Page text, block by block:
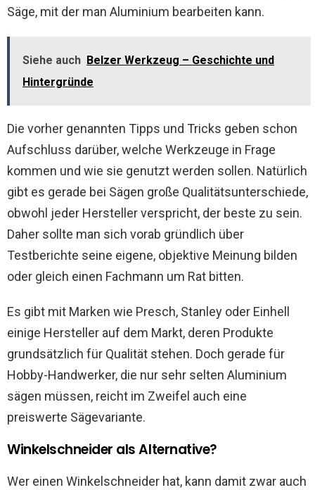
Säge, mit der man Aluminium bearbeiten kann.
Siehe auch Belzer Werkzeug – Geschichte und
Hintergründe
Die vorher genannten Tipps und Tricks geben schon
Aufschluss darüber, welche Werkzeuge in Frage
kommen und wie sie genutzt werden sollen. Natürlich
gibt es gerade bei Sägen große Qualitätsunterschiede,
obwohl jeder Hersteller verspricht, der beste zu sein.
Daher sollte man sich vorab gründlich über
Testberichte seine eigene, objektive Meinung bilden
oder gleich einen Fachmann um Rat bitten.
Es gibt mit Marken wie Presch, Stanley oder Einhell
einige Hersteller auf dem Markt, deren Produkte
grundsätzlich für Qualität stehen. Doch gerade für
Hobby-Handwerker, die nur sehr selten Aluminium
sägen müssen, reicht im Zweifel auch eine
preiswerte Sägevariante.
Winkelschneider als Alternative?
Wer einen Winkelschneider hat, kann damit zwar auch